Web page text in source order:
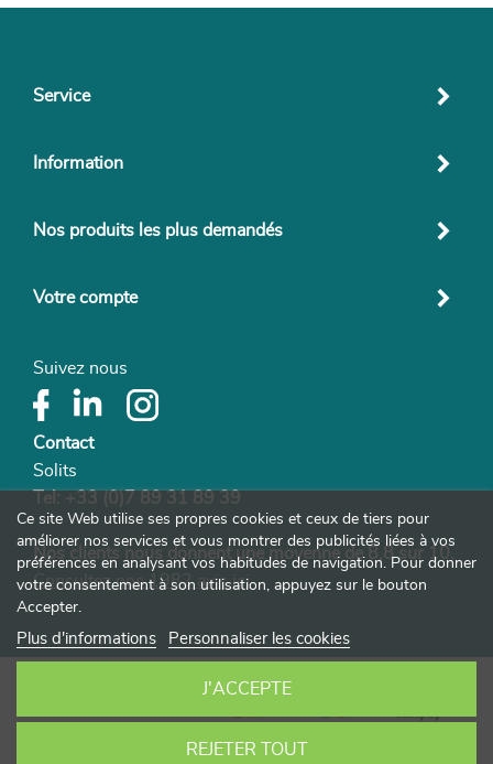
Service
Information
Nos produits les plus demandés
Votre compte
Suivez nous
Contact
Solits
Tel: +33 (0)7 89 31 89 39
Nos clients nous donnent une moyenne de 8,8 sur 10.
Consultez nos 1982 avis ici
Ce site Web utilise ses propres cookies et ceux de tiers pour
améliorer nos services et vous montrer des publicités liées à vos
préférences en analysant vos habitudes de navigation. Pour donner
votre consentement à son utilisation, appuyez sur le bouton
Accepter.
Plus d'informations Personnaliser les cookies
REJETER TOUT
J'ACCEPTE